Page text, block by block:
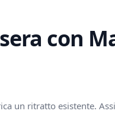
con
un ritratto esistente.